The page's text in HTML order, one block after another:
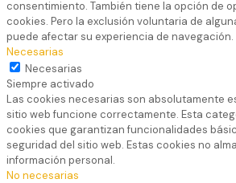
consentimiento. También tiene la opción de
cookies. Pero la exclusión voluntaria de
puede afectar su experiencia de navegación.
Necesarias
Necesarias
Siempre activado
Las cookies necesarias son absolutamente
sitio web funcione correctamente. Esta
cookies que garantizan funcionalidades
seguridad del sitio web. Estas cookies no
información personal.
No necesarias